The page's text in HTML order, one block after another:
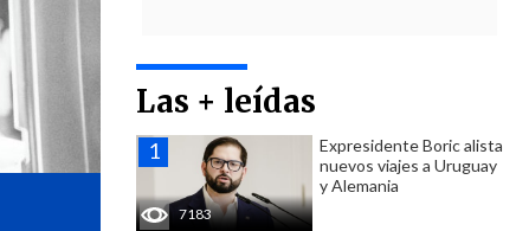
Las + leídas
7183
Expresidente Boric alista
nuevos viajes a Uruguay
y Alemania